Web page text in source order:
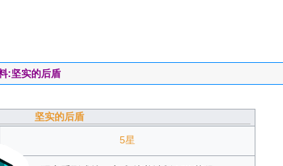
:坚实的后盾
坚实的后盾
5星